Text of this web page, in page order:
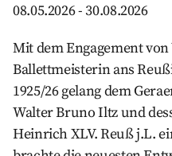
08.05.2026 - 30.08.2026
Mit dem Engagement von
Ballettmeisterin ans
1925/26 gelang dem
Walter Bruno Iltz und
Heinrich XLV. Reuß j.L.